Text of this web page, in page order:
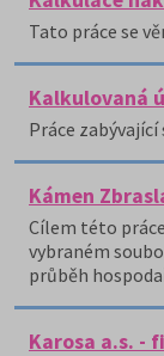
Tato práce se
Kalkulovaná
Práce
Kámen
Cílem této
vybraném
průběh
Karosa a.s. -